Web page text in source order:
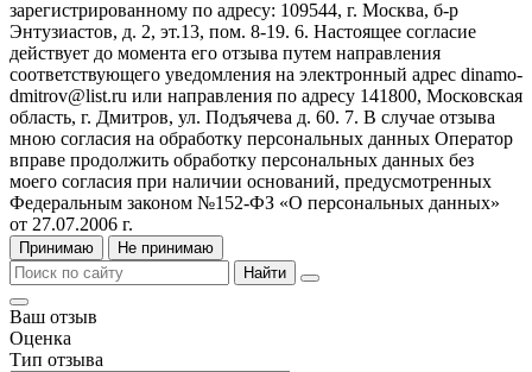
зарегистрированному по адресу: 109544, г. Москва, б-р
Энтузиастов, д. 2, эт.13, пом. 8-19. 6. Настоящее согласие
действует до момента его отзыва путем направления
соответствующего уведомления на электронный адрес dinamo-
dmitrov@list.ru или направления по адресу 141800, Московская
область, г. Дмитров, ул. Подъячева д. 60. 7. В случае отзыва
мною согласия на обработку персональных данных Оператор
вправе продолжить обработку персональных данных без
моего согласия при наличии оснований, предусмотренных
Федеральным законом №152-ФЗ «О персональных данных»
от 27.07.2006 г.
Принимаю
Не принимаю
Найти
Ваш отзыв
Оценка
Тип отзыва